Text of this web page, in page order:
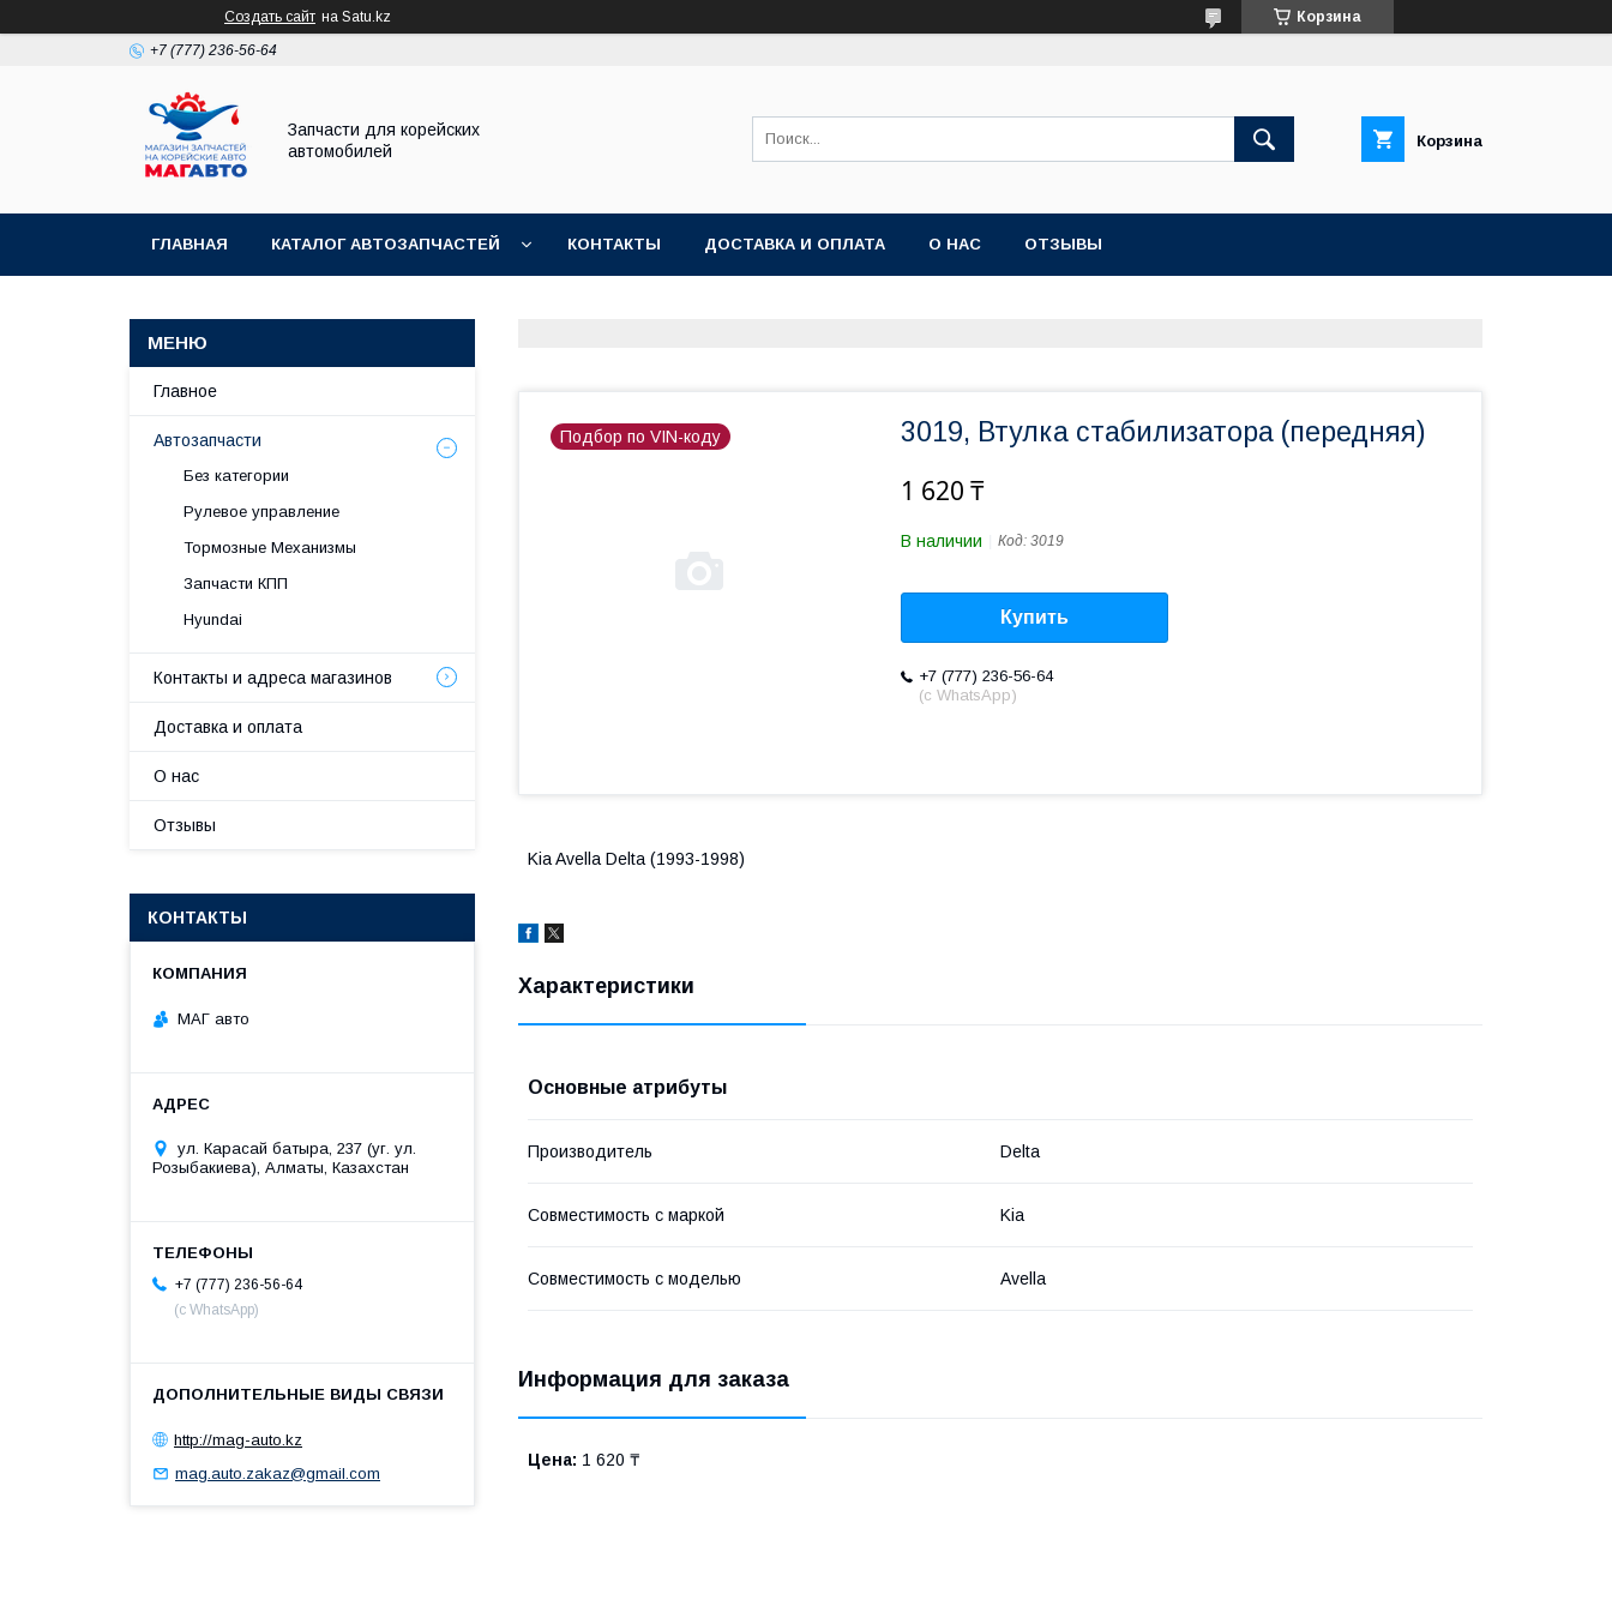
Создать сайт на Satu.kz Корзина
+7 (777) 236-56-64
Запчасти для корейских
автомобилей
Корзина
ГЛАВНАЯ КАТАЛОГ АВТОЗАПЧАСТЕЙ КОНТАКТЫ ДОСТАВКА И ОПЛАТА О НАС ОТЗЫВЫ
Подбор по VIN-коду 3019, Втулка стабилизатора (передняя)
1 620 ₸
В наличии Код: 3019
Купить
+7 (777) 236-56-64
(с WhatsApp)
Kia Avella Delta (1993-1998)
Характеристики
Основные атрибуты
Производитель Delta
Совместимость с маркой Kia
Совместимость с моделью Avella
Информация для заказа
Цена: 1 620 ₸
Главное
Автозапчасти
Без категории
Рулевое управление
Тормозные Механизмы
Запчасти КПП
Hyundai
Контакты и адреса магазинов
Доставка и оплата
О нас
Отзывы
КОНТАКТЫ
МАГ авто
ул. Карасай батыра, 237 (уг. ул.
Розыбакиева), Алматы, Казахстан
+7 (777) 236-56-64
(с WhatsApp)
http://mag-auto.kz
mag.auto.zakaz@gmail.com